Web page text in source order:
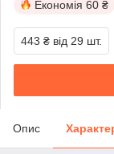
Економія 60 ₴
443 ₴ від 29 шт.
Опис